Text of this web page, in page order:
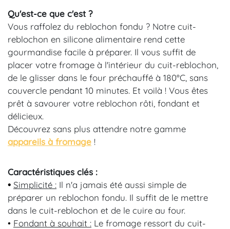
Qu'est-ce que c'est ?
Vous raffolez du reblochon fondu ? Notre cuit-
reblochon en silicone alimentaire rend cette
gourmandise facile à préparer. Il vous suffit de
placer votre fromage à l'intérieur du cuit-reblochon,
de le glisser dans le four préchauffé à 180°C, sans
couvercle pendant 10 minutes. Et voilà ! Vous êtes
prêt à savourer votre reblochon rôti, fondant et
délicieux.
Découvrez sans plus attendre notre gamme
appareils à fromage !
Caractéristiques clés :
• Simplicité : Il n'a jamais été aussi simple de
préparer un reblochon fondu. Il suffit de le mettre
dans le cuit-reblochon et de le cuire au four.
• Fondant à souhait : Le fromage ressort du cuit-